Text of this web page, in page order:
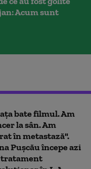
Acum sunt
bate filmul. Am
la sân. Am
în metastază".
Pușcău începe azi